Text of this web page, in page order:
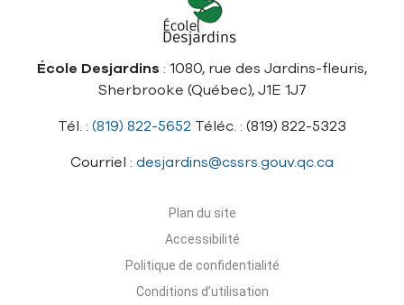
École Desjardins : 1080, rue des Jardins-fleuris,
Sherbrooke (Québec), J1E 1J7
Tél. : (819) 822-5652 Téléc. : (819) 822-5323
Courriel : desjardins@cssrs.gouv.qc.ca
Plan du site
Accessibilité
Politique de confidentialité
Conditions d’utilisation